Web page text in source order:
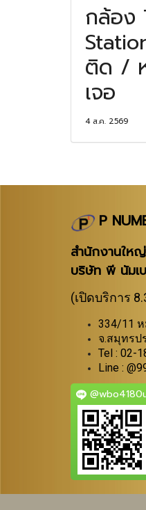
กล้อง
ติด /
เจอ
4 ส.ค. 2569
P
สำนักงานใหญ่
บริษัท พี นัมเ
(เปิดบริการ
334/11
จ.สมุทรป
Tel : 02-
Line :